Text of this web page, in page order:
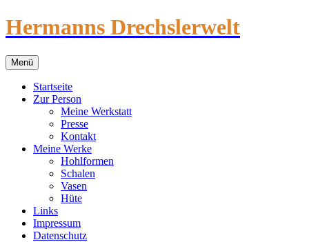
Hermanns Drechslerwelt
Menü Zum
Inhalt
springen
Startseite
Zur Person
Meine Werkstatt
Presse
Kontakt
Meine Werke
Hohlformen
Schalen
Vasen
Hüte
Links
Impressum
Datenschutz